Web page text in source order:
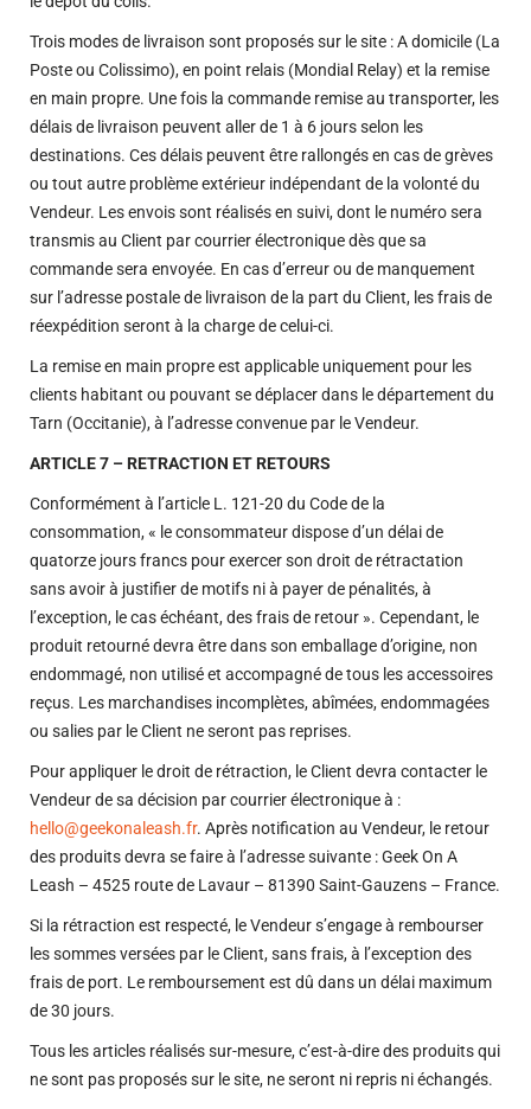
Trois modes de livraison sont proposés sur le site : A domicile (La
Poste ou Colissimo), en point relais (Mondial Relay) et la remise
en main propre. Une fois la commande remise au transporter, les
délais de livraison peuvent aller de 1 à 6 jours selon les
destinations. Ces délais peuvent être rallongés en cas de grèves
ou tout autre problème extérieur indépendant de la volonté du
Vendeur. Les envois sont réalisés en suivi, dont le numéro sera
transmis au Client par courrier électronique dès que sa
commande sera envoyée. En cas d’erreur ou de manquement
sur l’adresse postale de livraison de la part du Client, les frais de
réexpédition seront à la charge de celui-ci.
La remise en main propre est applicable uniquement pour les
clients habitant ou pouvant se déplacer dans le département du
Tarn (Occitanie), à l’adresse convenue par le Vendeur.
ARTICLE 7 – RETRACTION ET RETOURS
Conformément à l’article L. 121-20 du Code de la
consommation, « le consommateur dispose d’un délai de
quatorze jours francs pour exercer son droit de rétractation
sans avoir à justifier de motifs ni à payer de pénalités, à
l’exception, le cas échéant, des frais de retour ». Cependant, le
produit retourné devra être dans son emballage d’origine, non
endommagé, non utilisé et accompagné de tous les accessoires
reçus. Les marchandises incomplètes, abîmées, endommagées
ou salies par le Client ne seront pas reprises.
Pour appliquer le droit de rétraction, le Client devra contacter le
Vendeur de sa décision par courrier électronique à :
hello@geekonaleash.fr. Après notification au Vendeur, le retour
des produits devra se faire à l’adresse suivante : Geek On A
Leash – 4525 route de Lavaur – 81390 Saint-Gauzens – France.
Si la rétraction est respecté, le Vendeur s’engage à rembourser
les sommes versées par le Client, sans frais, à l’exception des
frais de port. Le remboursement est dû dans un délai maximum
de 30 jours.
Tous les articles réalisés sur-mesure, c’est-à-dire des produits qui
ne sont pas proposés sur le site, ne seront ni repris ni échangés.